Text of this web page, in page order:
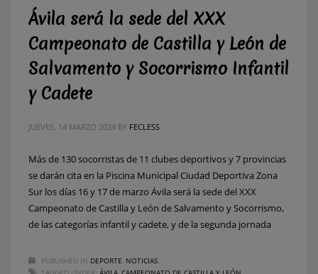
Ávila será la sede del XXX
Campeonato de Castilla y León de
Salvamento y Socorrismo Infantil
y Cadete
JUEVES, 14 MARZO 2024 BY FECLESS
Más de 130 socorristas de 11 clubes deportivos y 7 provincias
se darán cita en la Piscina Municipal Ciudad Deportiva Zona
Sur los días 16 y 17 de marzo Ávila será la sede del XXX
Campeonato de Castilla y León de Salvamento y Socorrismo,
de las categorías infantil y cadete, y de la segunda jornada
PUBLISHED IN DEPORTE NOTICIAS